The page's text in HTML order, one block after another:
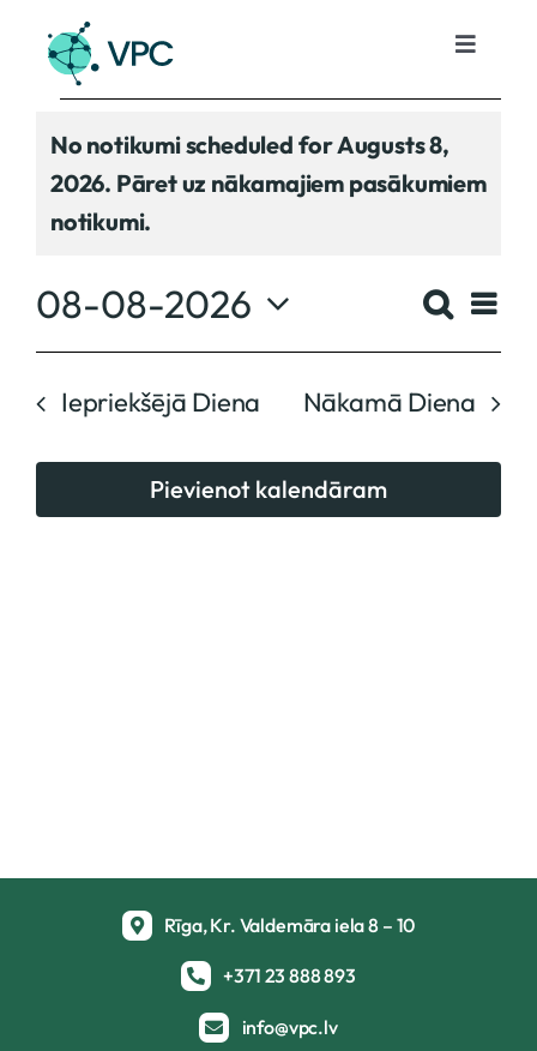
content
Toggle
Notikumi
Lv
Notikumi
for
Augusts
8,
2026
Notice
No notikumi scheduled for Augusts 8,
2026. Pāret uz nākamajiem pasākumiem
notikumi.
and
Views
Meklēt
Diena
08-08-2026
Select
date.
Iepriekšējā Diena Nākamā Diena
Pievienot kalendāram
Rīga, Kr. Valdemāra iela 8 – 10
+371 23 888 893
info@vpc.lv